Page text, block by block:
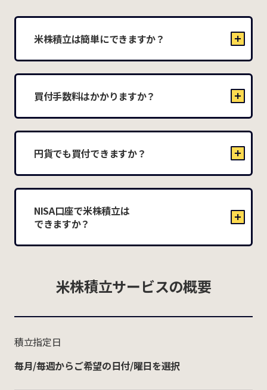
米株積立は簡単にできますか？
買付手数料はかかりますか？
円貨でも買付できますか？
NISA口座で米株積立は
できますか？
米株積立サービスの概要
積立指定日
毎月/毎週からご希望の日付/曜日を選択